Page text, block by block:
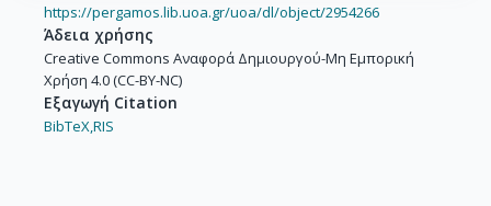
https://pergamos.lib.uoa.gr/uoa/dl/object/2954266
Άδεια χρήσης
Creative Commons Αναφορά Δημιουργού-Μη Εμπορική
Χρήση 4.0 (CC-BY-NC)
Εξαγωγή Citation
BibTeX,RIS